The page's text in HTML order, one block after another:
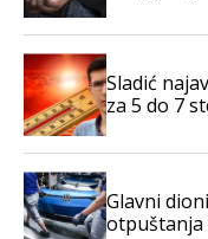
Sladić
za 5 do 7
Glavni
otpuštanja